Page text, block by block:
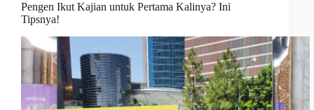
Pengen Ikut Kajian untuk Pertama Kalinya? Ini
Tipsnya!